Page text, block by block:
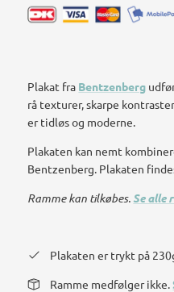
Plakat fra Bentzenberg
rå texturer, skarpe
er tidløs og moderne.
Plakaten kan nemt
Bentzenberg. Plakaten
Ramme kan tilkøbes. Se alle
Plakaten er trykt på
Ramme medfølger ikke.